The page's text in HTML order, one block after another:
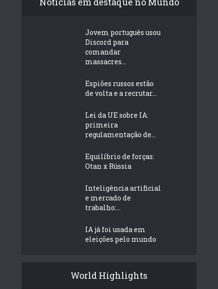
Jovem português usou
Discord para
comandar
massacres...
Espiões russos estão
de volta e a recrutar...
Lei da UE sobre IA:
primeira
regulamentação de...
Equilíbrio de forças:
Otan x Rússia
Inteligência artificial
e mercado de
trabalho:...
IA já foi usada em
eleições pelo mundo
World Highlights